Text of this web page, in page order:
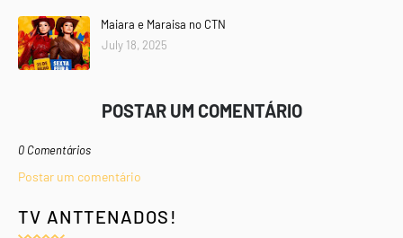
Maiara e Maraisa no CTN
July 18, 2025
POSTAR UM COMENTÁRIO
0 Comentários
Postar um comentário
TV ANTTENADOS!